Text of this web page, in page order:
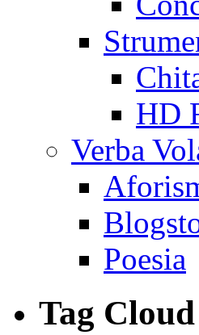
HD
Verba
Poesia
Tag Cloud